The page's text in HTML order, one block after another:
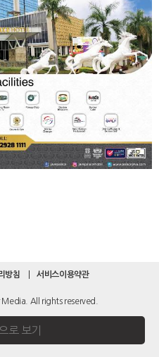
방침 서비스이용약관
All rights reserved.
로 보기